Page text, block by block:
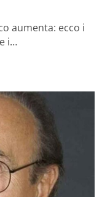
aumenta: ecco i
i…